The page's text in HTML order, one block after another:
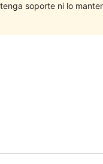
soporte ni lo